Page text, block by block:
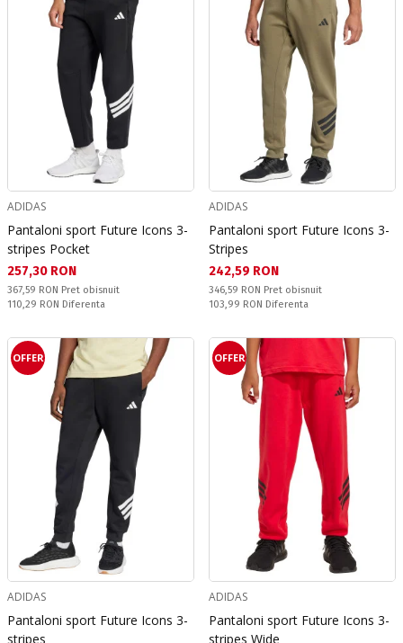
ADIDAS
Pantaloni sport Future Icons 3-
stripes Pocket
Текуща цена:
257,30 RON
Pret obisnuit:
367,59 RON Pret obisnuit
Спестявате:
110,29 RON Diferenta
ADIDAS
Pantaloni sport Future Icons 3-
Stripes
Текуща цена:
242,59 RON
Pret obisnuit:
346,59 RON Pret obisnuit
Спестявате:
103,99 RON Diferenta
OFFER
ADIDAS
Pantaloni sport Future Icons 3-
stripes
OFFER
ADIDAS
Pantaloni sport Future Icons 3-
stripes Wide